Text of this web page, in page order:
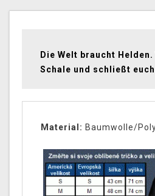
Die Welt braucht
Schale und schließt
Material: Baumwolle/